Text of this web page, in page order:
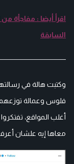
اقرأ أيضا : مفاجأة
السابقة
وكتبت هالة في
فلوس وعمالة
أغلب المواقع،
معاها إيه علشان